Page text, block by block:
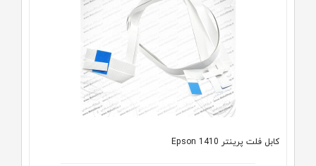
کابل فلت پرینتر 1410 Epson